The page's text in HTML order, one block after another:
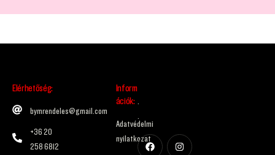
Elérhetőség:
bymrendeles@gmail.com
+36 20
258 6812
Inform
ációk:
Adatvédelmi
nyilatkozat